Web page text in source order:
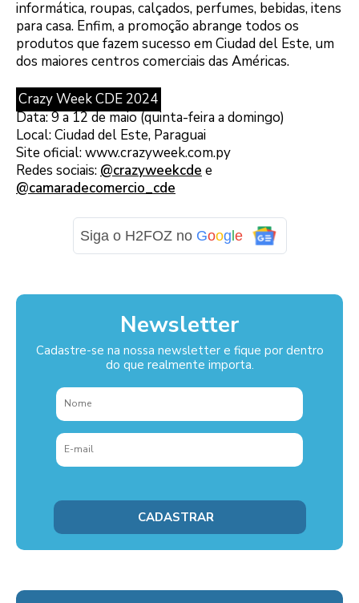
informática, roupas, calçados, perfumes, bebidas, itens
para casa. Enfim, a promoção abrange todos os
produtos que fazem sucesso em Ciudad del Este, um
dos maiores centros comerciais das Américas.
Crazy Week CDE 2024
Data: 9 a 12 de maio (quinta-feira a domingo)
Local: Ciudad del Este, Paraguai
Site oficial: www.crazyweek.com.py
Redes sociais: @crazyweekcde e
@camaradecomercio_cde
Siga o H2FOZ no Goog e
Newsletter
Cadastre-se na nossa newsletter e fique por dentro
do que realmente importa.